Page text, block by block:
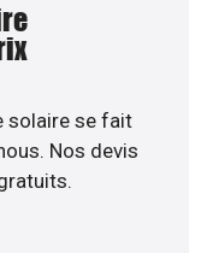
solaire se fait
Nos devis